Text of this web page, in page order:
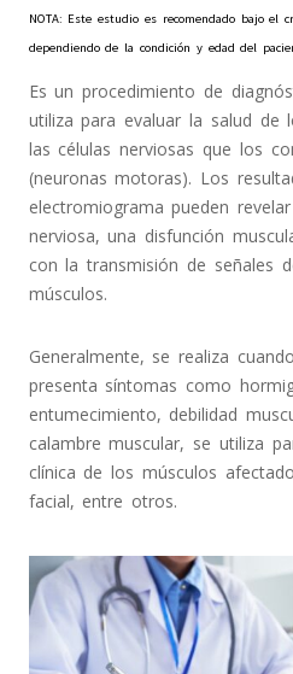
NOTA: Este estudio es recomendado bajo el
dependiendo de la condición y edad del
Es un procedimiento de
utiliza para evaluar la salud de
las células nerviosas que los
(neuronas motoras). Los
electromiograma pueden
nerviosa, una disfunción
con la transmisión de señales
músculos.
Generalmente, se realiza
presenta síntomas como
entumecimiento, debilidad
calambre muscular, se utiliza
clínica de los músculos
facial, entre otros.